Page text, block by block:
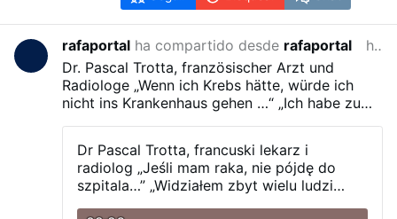
rafaportal ha compartido desde rafaportal
hace 14 horas
Dr. Pascal Trotta, französischer Arzt und
Radiologe „Wenn ich Krebs hätte, würde ich
nicht ins Krankenhaus gehen …“ „Ich habe zu
Tage fasten …“ „Ich würde aufhören zu arbeiten
…“
Dr Pascal Trotta, francuski lekarz i
radiolog „Jeśli mam raka, nie pójdę do
szpitala…” „Widziałem zbyt wielu ludzi